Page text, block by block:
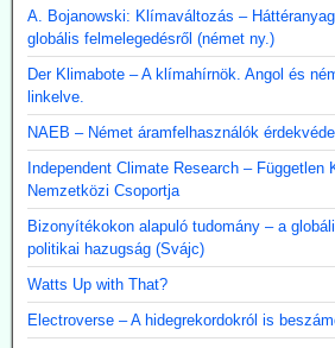
A. Bojanowski: Klímaváltozás –
globális felmelegedésről (német ny.)
Der Klimabote – A klímahírnök. Angol és
linkelve.
NAEB – Német áramfelhasználók
Independent Climate Research – Független
Nemzetközi Csoportja
Bizonyítékokon alapuló tudomány – a
politikai hazugság (Svájc)
Watts Up with That?
Electroverse – A hidegrekordokról is